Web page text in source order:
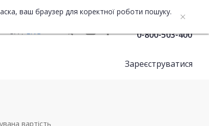
ваш браузер для коректної роботи пошуку.
UA
ENG 0-800-503-400
Зареєструватися
вартість